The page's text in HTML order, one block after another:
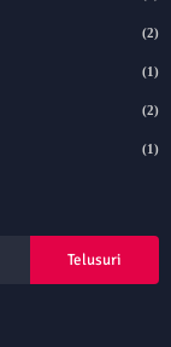
(2)
(1)
(2)
(1)